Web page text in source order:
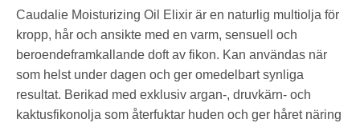
Caudalie Moisturizing Oil Elixir är en naturlig multiolja för
kropp, hår och ansikte med en varm, sensuell och
beroendeframkallande doft av fikon. Kan användas när
som helst under dagen och ger omedelbart synliga
resultat. Berikad med exklusiv argan-, druvkärn- och
kaktusfikonolja som återfuktar huden och ger håret näring